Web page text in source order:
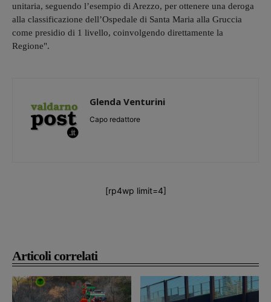
Articoli correlati
unitaria, seguendo l’esempio di Arezzo, per ottenere una deroga
alla classificazione dell’Ospedale di Santa Maria alla Gruccia
come presidio di 1 livello, coinvolgendo direttamente la
Regione".
Glenda Venturini
Capo redattore
[rp4wp limit=4]